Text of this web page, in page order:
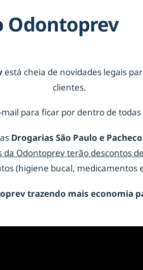
Odontoprev
está cheia de novidades legais
clientes.
mail para ficar por dentro de todas
Drogarias São Paulo e Pacheco
da Odontoprev terão descontos
(higiene bucal, medicamentos
trazendo mais economia